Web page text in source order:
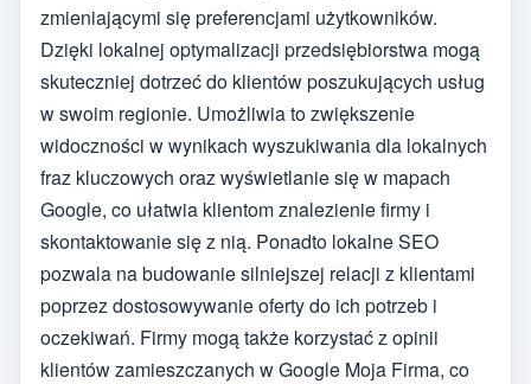
zmieniającymi się preferencjami użytkowników.
Dzięki lokalnej optymalizacji przedsiębiorstwa mogą
skuteczniej dotrzeć do klientów poszukujących usług
w swoim regionie. Umożliwia to zwiększenie
widoczności w wynikach wyszukiwania dla lokalnych
fraz kluczowych oraz wyświetlanie się w mapach
Google, co ułatwia klientom znalezienie firmy i
skontaktowanie się z nią. Ponadto lokalne SEO
pozwala na budowanie silniejszej relacji z klientami
poprzez dostosowywanie oferty do ich potrzeb i
oczekiwań. Firmy mogą także korzystać z opinii
klientów zamieszczanych w Google Moja Firma, co